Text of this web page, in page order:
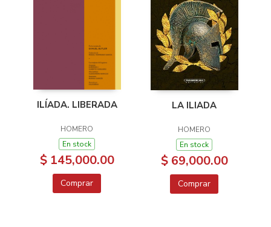
ILÍADA. LIBERADA
HOMERO
En stock
$ 145,000.00
Comprar
LA ILIADA
HOMERO
En stock
$ 69,000.00
Comprar